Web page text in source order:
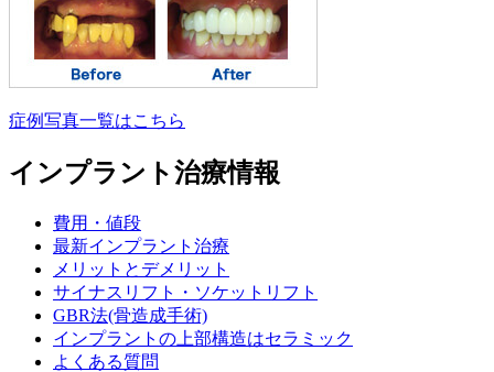
症例写真一覧はこちら
インプラント治療情報
費用・値段
最新インプラント治療
メリットとデメリット
サイナスリフト・ソケットリフト
GBR法(骨造成手術)
インプラントの上部構造はセラミック
よくある質問